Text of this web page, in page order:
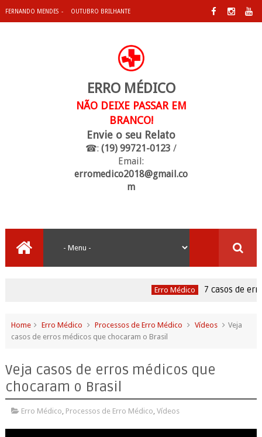
FERNANDO MENDES OUTUBRO BRILHANTE
ERRO MÉDICO
NÃO DEIXE PASSAR EM
BRANCO!
Envie o seu Relato
☎: (19) 99721-0123 /
Email:
erromedico2018@gmail.co
m
Erro Médico 7 casos de
Home Erro Médico Processos de Erro Médico Vídeos
Veja
casos de erros médicos que chocaram o Brasil
Veja casos de erros médicos que
chocaram o Brasil
Erro Médico, Processos de Erro Médico, Vídeos